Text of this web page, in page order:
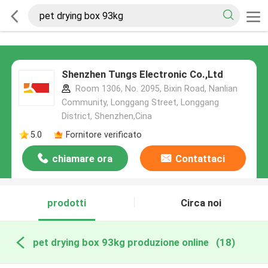
Shenzhen Tungs Electronic Co.,Ltd
Room 1306, No. 2095, Bixin Road, Nanlian
Community, Longgang Street, Longgang
District, Shenzhen,Cina
5.0
Fornitore verificato
chiamare ora Contattaci
prodotti Circa noi
pet drying box 93kg produzione online (18)